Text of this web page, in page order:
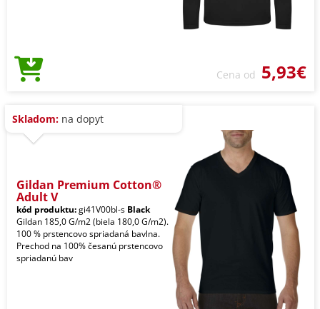
Cena od 5,93€
Skladom: na dopyt
Gildan Premium Cotton®
Adult V
kód produktu:gi41V00bl-s Black
Gildan 185,0 G/m2 (biela 180,0 G/m2).
100 % prstencovo spriadaná bavlna.
Prechod na 100% česanú prstencovo
spriadanú bav